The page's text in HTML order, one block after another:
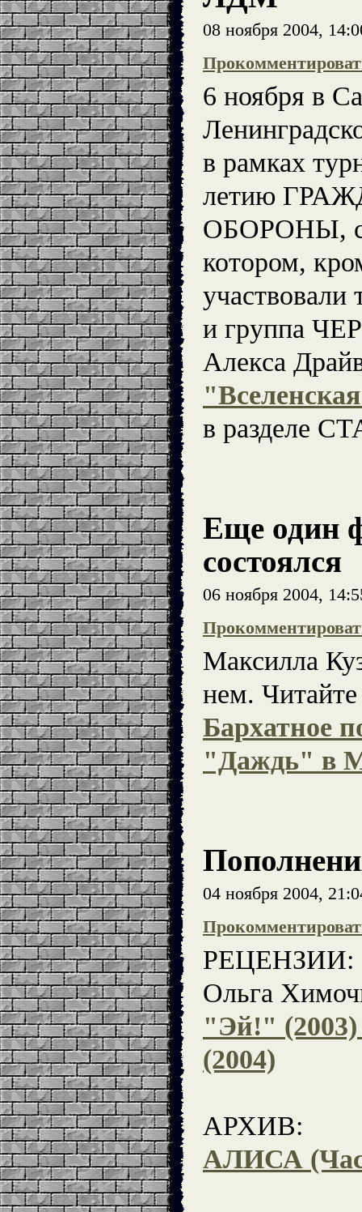
08 ноября 2004,
6 ноября в
в рамках
летию
ОБОРОНЫ,
котором,
и группа
Алекса
в разделе
Еще один
состоялся
06 ноября 2004,
Максилла
нем.
Бархатное
"Даждь" в
04 ноября 2004,
РЕЦЕНЗИИ:
Ольга
"Эй!"
(2004)
АРХИВ:
АЛИСА